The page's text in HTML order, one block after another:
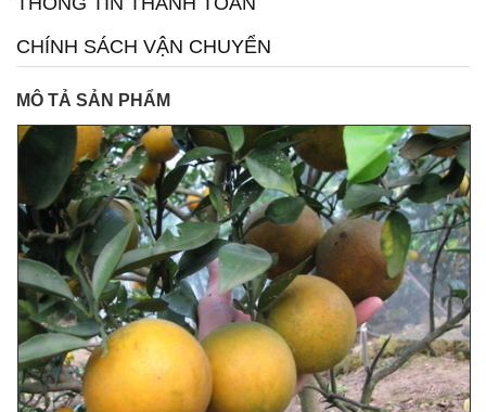
CHÍNH SÁCH VẬN CHUYỂN
MÔ TẢ SẢN PHẨM